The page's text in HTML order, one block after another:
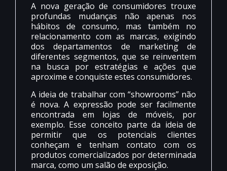
A nova geração de consumidores trouxe
profundas mudanças não apenas nos
hábitos de consumo, mas também no
relacionamento com as marcas, exigindo
dos departamentos de marketing de
diferentes segmentos, que se reinventem
na busca por estratégias e ações que
aproxime e conquiste estes consumidores.
A ideia de trabalhar com “showrooms” não
é nova. A expressão pode ser facilmente
encontrada em lojas de móveis, por
exemplo. Esse conceito parte da ideia de
permitir que os potenciais clientes
conheçam e tenham contato com os
produtos comercializados por determinada
marca, como um salão de exposição.